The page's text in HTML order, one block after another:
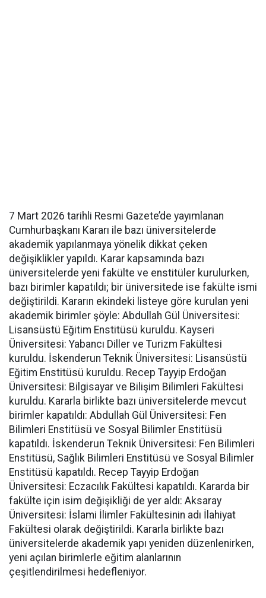
7 Mart 2026 tarihli Resmi Gazete’de yayımlanan
Cumhurbaşkanı Kararı ile bazı üniversitelerde
akademik yapılanmaya yönelik dikkat çeken
değişiklikler yapıldı. Karar kapsamında bazı
üniversitelerde yeni fakülte ve enstitüler kurulurken,
bazı birimler kapatıldı; bir üniversitede ise fakülte ismi
değiştirildi. Kararın ekindeki listeye göre kurulan yeni
akademik birimler şöyle: Abdullah Gül Üniversitesi:
Lisansüstü Eğitim Enstitüsü kuruldu. Kayseri
Üniversitesi: Yabancı Diller ve Turizm Fakültesi
kuruldu. İskenderun Teknik Üniversitesi: Lisansüstü
Eğitim Enstitüsü kuruldu. Recep Tayyip Erdoğan
Üniversitesi: Bilgisayar ve Bilişim Bilimleri Fakültesi
kuruldu. Kararla birlikte bazı üniversitelerde mevcut
birimler kapatıldı: Abdullah Gül Üniversitesi: Fen
Bilimleri Enstitüsü ve Sosyal Bilimler Enstitüsü
kapatıldı. İskenderun Teknik Üniversitesi: Fen Bilimleri
Enstitüsü, Sağlık Bilimleri Enstitüsü ve Sosyal Bilimler
Enstitüsü kapatıldı. Recep Tayyip Erdoğan
Üniversitesi: Eczacılık Fakültesi kapatıldı. Kararda bir
fakülte için isim değişikliği de yer aldı: Aksaray
Üniversitesi: İslami İlimler Fakültesinin adı İlahiyat
Fakültesi olarak değiştirildi. Kararla birlikte bazı
üniversitelerde akademik yapı yeniden düzenlenirken,
yeni açılan birimlerle eğitim alanlarının
çeşitlendirilmesi hedefleniyor.